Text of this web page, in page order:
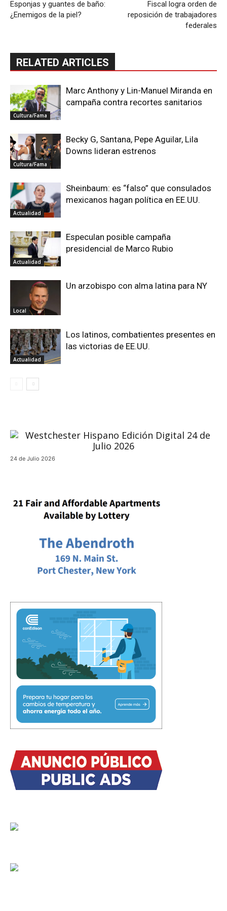
Esponjas y guantes de baño:
¿Enemigos de la piel?
Fiscal logra orden de
reposición de trabajadores
federales
RELATED ARTICLES
Cultura/Fama
Marc Anthony y Lin-Manuel Miranda en
campaña contra recortes sanitarios
Cultura/Fama
Becky G, Santana, Pepe Aguilar, Lila
Downs lideran estrenos
Actualidad
Sheinbaum: es “falso” que consulados
mexicanos hagan política en EE.UU.
Actualidad
Especulan posible campaña
presidencial de Marco Rubio
Local
Un arzobispo con alma latina para NY
Actualidad
Los latinos, combatientes presentes en
las victorias de EE.UU.
24 de Julio 2026